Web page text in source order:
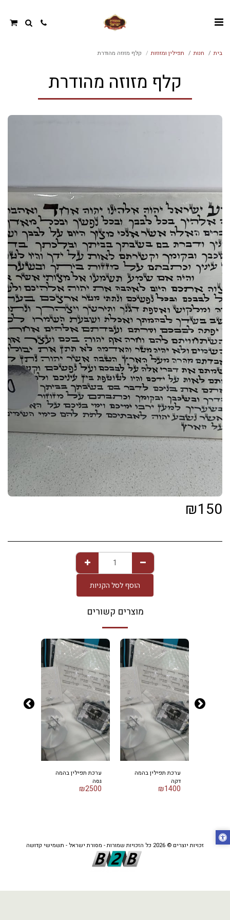
בית חנות תפילין ומזוזות קלף מזוזה מהודרת
קלף מזוזה מהודרת
₪150
הוסף לסל הקניות
מוצרים קשורים
ערכת תפילין בהמה
דקה
₪1400
ערכת תפילין בהמה
גסה
₪2500
זכויות יוצרים © 2026 כל הזכויות שמורות - מסורת ישראל - תשמישי קדושה